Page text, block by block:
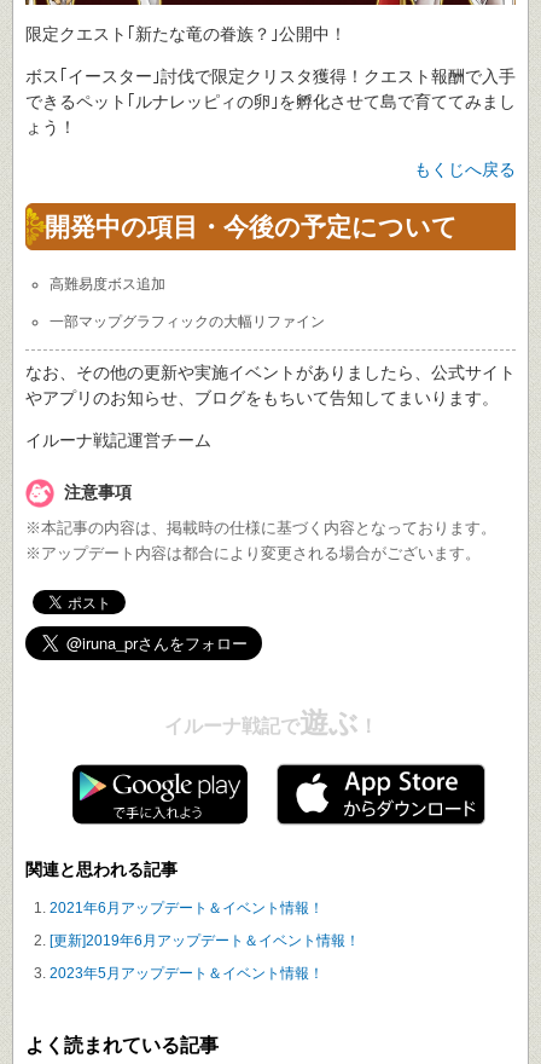
限定クエスト｢新たな竜の眷族？｣公開中！
ボス｢イースター｣討伐で限定クリスタ獲得！クエスト報酬で入手
できるペット｢ルナレッピィの卵｣を孵化させて島で育ててみまし
ょう！
もくじへ戻る
開発中の項目・今後の予定について
高難易度ボス追加
一部マップグラフィックの大幅リファイン
なお、その他の更新や実施イベントがありましたら、公式サイト
やアプリのお知らせ、ブログをもちいて告知してまいります。
イルーナ戦記運営チーム
注意事項
※本記事の内容は、掲載時の仕様に基づく内容となっております。
※アップデート内容は都合により変更される場合がございます。
イルーナ戦記で遊ぶ
関連と思われる記事
2021年6月アップデート＆イベント情報！
[更新]2019年6月アップデート＆イベント情報！
2023年5月アップデート＆イベント情報！
よく読まれている記事